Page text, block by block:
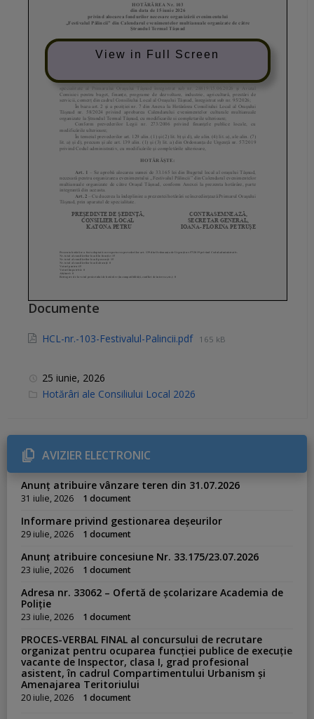
View in Full Screen
Documente
HCL-nr.-103-Festivalul-Palincii.pdf 165 kB
25 iunie, 2026
C
r
i
e
s
Hotărâri ale Consiliului Local 2026
AVIZIER ELECTRONIC
Anunț atribuire vânzare teren din 31.07.2026
31 iulie, 2026 1 document
Informare privind gestionarea deșeurilor
29 iulie, 2026 1 document
Anunț atribuire concesiune Nr. 33.175/23.07.2026
23 iulie, 2026 1 document
Adresa nr. 33062 – Ofertă de școlarizare Academia de
Poliție
23 iulie, 2026 1 document
PROCES-VERBAL FINAL al concursului de recrutare
organizat pentru ocuparea funcției publice de execuție
vacante de Inspector, clasa I, grad profesional
asistent, în cadrul Compartimentului Urbanism și
Amenajarea Teritoriului
20 iulie, 2026 1 document